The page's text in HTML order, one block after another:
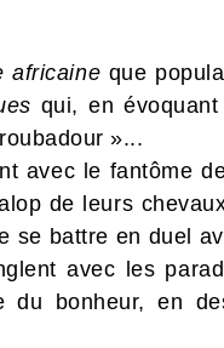
africaine que
qui, en
»...
avec le fantôme
de leurs
se battre en duel
avec les
du bonheur, en